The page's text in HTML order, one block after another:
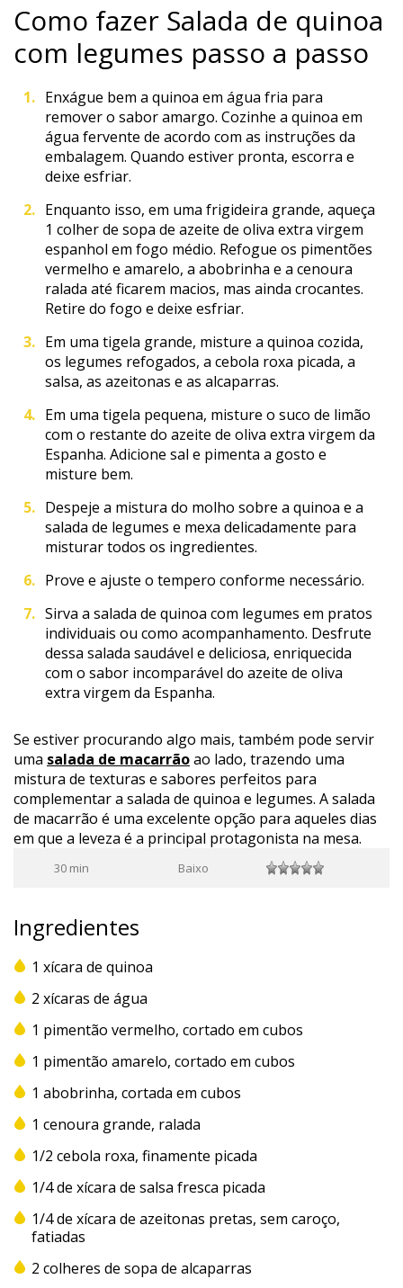
Como fazer Salada de quinoa
com legumes passo a passo
Enxágue bem a quinoa em água fria para
remover o sabor amargo. Cozinhe a quinoa em
água fervente de acordo com as instruções da
embalagem. Quando estiver pronta, escorra e
deixe esfriar.
Enquanto isso, em uma frigideira grande, aqueça
1 colher de sopa de azeite de oliva extra virgem
espanhol em fogo médio. Refogue os pimentões
vermelho e amarelo, a abobrinha e a cenoura
ralada até ficarem macios, mas ainda crocantes.
Retire do fogo e deixe esfriar.
Em uma tigela grande, misture a quinoa cozida,
os legumes refogados, a cebola roxa picada, a
salsa, as azeitonas e as alcaparras.
Em uma tigela pequena, misture o suco de limão
com o restante do azeite de oliva extra virgem da
Espanha. Adicione sal e pimenta a gosto e
misture bem.
Despeje a mistura do molho sobre a quinoa e a
salada de legumes e mexa delicadamente para
misturar todos os ingredientes.
Prove e ajuste o tempero conforme necessário.
Sirva a salada de quinoa com legumes em pratos
individuais ou como acompanhamento. Desfrute
dessa salada saudável e deliciosa, enriquecida
com o sabor incomparável do azeite de oliva
extra virgem da Espanha.
Se estiver procurando algo mais, também pode servir
uma salada de macarrãoao lado, trazendo uma
mistura de texturas e sabores perfeitos para
complementar a salada de quinoa e legumes. Asalada
de macarrão é uma excelente opção para aqueles dias
em que a leveza é a principal protagonista na mesa.
30 min Baixo
Ingredientes
1 xícara de quinoa
2 xícaras de água
1 pimentão vermelho, cortado em cubos
1 pimentão amarelo, cortado em cubos
1 abobrinha, cortada em cubos
1 cenoura grande, ralada
1/2 cebola roxa, finamente picada
1/4 de xícara de salsa fresca picada
1/4 de xícara de azeitonas pretas, sem caroço,
fatiadas
2 colheres de sopa de alcaparras